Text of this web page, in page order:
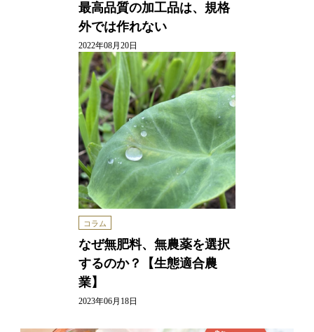
最高品質の加工品は、規格
外では作れない
2022年08月20日
コラム
なぜ無肥料、無農薬を選択
するのか？【生態適合農
業】
2023年06月18日